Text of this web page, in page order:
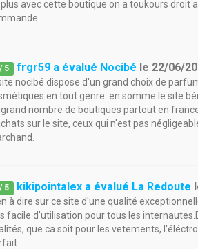
avec cette boutique on a toukours droit
/ 5 frgr59 a évalué Nocibé le 22/06/
nocibé dispose d'un grand choix de
en tout genre. en somme le site
nombre de boutiques partout en
sur le site, ceux qui n'est pas
/ 5 kikipointalex a évalué La Redoute
à dire sur ce site d'une qualité
facile d'utilisation pour tous les
que ca soit pour les vetements,